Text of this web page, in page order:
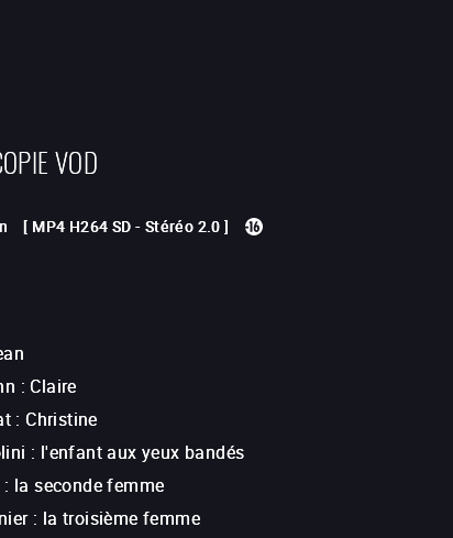
VOD
[ MP4 H264 SD - Stéréo 2.0 ]
:Claire
:Christine
: l'enfant aux yeux bandés
: la seconde femme
: la troisième femme